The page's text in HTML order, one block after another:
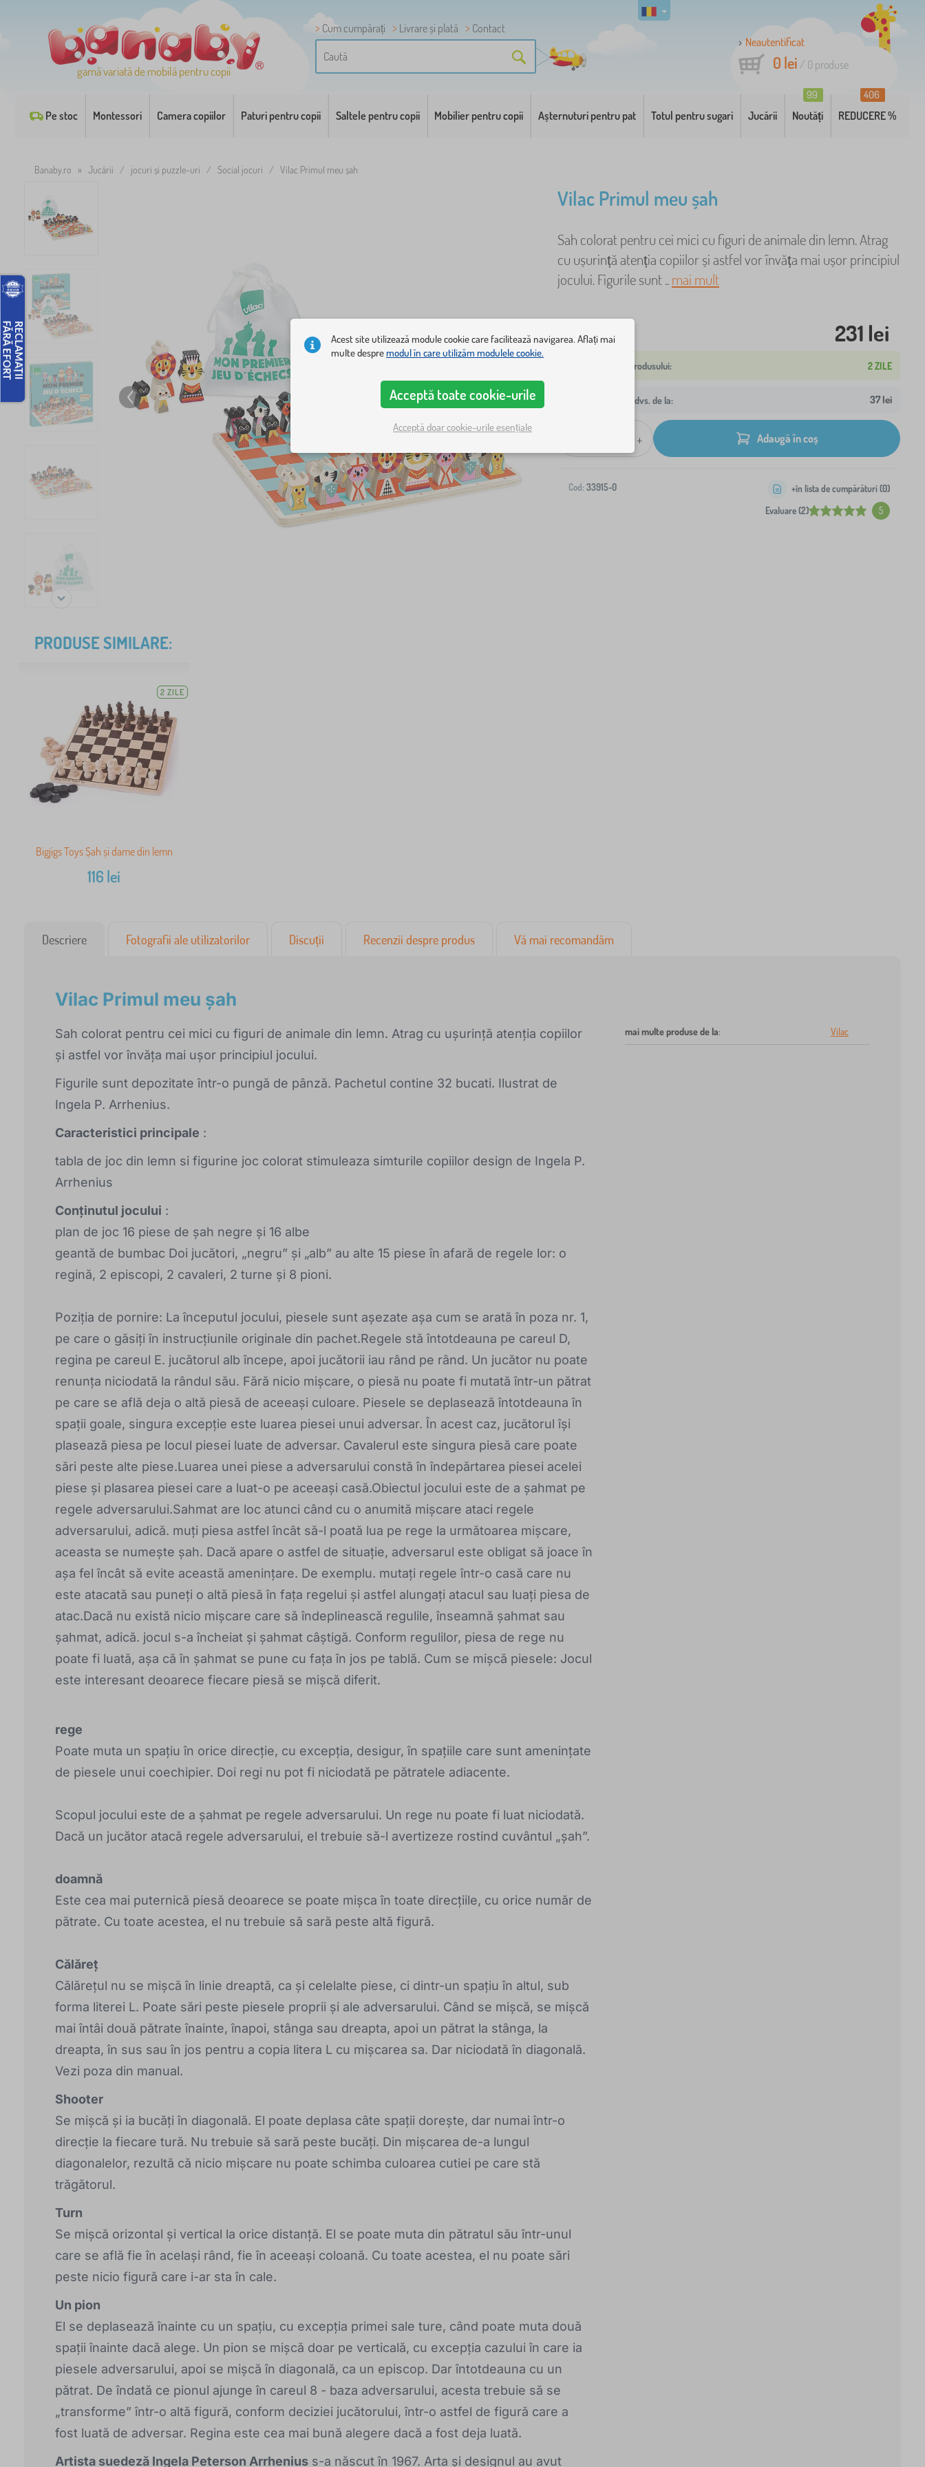
gamă variată de mobilă pentru copii
Cum cumpărați Livrare și plată
Contact
Neautentificat
0 lei / 0 produse
Pe stoc Montessori Camera copiilor Paturi pentru copii Saltele pentru copii Mobilier pentru copii Așternuturi pentru pat Totul pentru sugari Jucării Noutăți
99
REDUCERE %
406
Banaby.ro » Jucării / jocuri și puzzle-uri / Social jocuri / Vilac Primul meu șah
Vilac Primul meu șah
Sah colorat pentru cei mici cu figuri de animale din lemn. Atrag
cu ușurință atenția copiilor și astfel vor învăța mai ușor principiul
jocului. Figurile sunt ..mai mult
231 lei
2 ZILE
Livrare la adresa dvs. de la: 37 lei
+ Adaugă în coș
Cod: 33915-0
Evaluare (2) 5
+în lista de cumpărături (0)
PRODUSE SIMILARE:
2 ZILE
Bigjigs Toys Șah și dame din lemn
116 lei
Descriere Fotografii ale utilizatorilor Discuții Recenzii despre produs Vă mai recomandăm
Vilac Primul meu șah
Sah colorat pentru cei mici cu figuri de animale din lemn. Atrag cu ușurință atenția copiilor
și astfel vor învăța mai ușor principiul jocului.
Figurile sunt depozitate într-o pungă de pânză. Pachetul contine 32 bucati. Ilustrat de
Ingela P. Arrhenius.
Caracteristici principale :
tabla de joc din lemn si figurine joc colorat stimuleaza simturile copiilor design de Ingela P.
Arrhenius
Conținutul jocului :
plan de joc 16 piese de șah negre și 16 albe
geantă de bumbac Doi jucători, „negru” și „alb” au alte 15 piese în afară de regele lor: o
regină, 2 episcopi, 2 cavaleri, 2 turne și 8 pioni.
Poziția de pornire: La începutul jocului, piesele sunt așezate așa cum se arată în poza nr. 1,
pe care o găsiți în instrucțiunile originale din pachet.Regele stă întotdeauna pe careul D,
regina pe careul E. jucătorul alb începe, apoi jucătorii iau rând pe rând. Un jucător nu poate
renunța niciodată la rândul său. Fără nicio mișcare, o piesă nu poate fi mutată într-un pătrat
pe care se află deja o altă piesă de aceeași culoare. Piesele se deplasează întotdeauna în
spații goale, singura excepție este luarea piesei unui adversar. În acest caz, jucătorul își
plasează piesa pe locul piesei luate de adversar. Cavalerul este singura piesă care poate
sări peste alte piese.Luarea unei piese a adversarului constă în îndepărtarea piesei acelei
piese și plasarea piesei care a luat-o pe aceeași casă.Obiectul jocului este de a șahmat pe
regele adversarului.Sahmat are loc atunci când cu o anumită mișcare ataci regele
adversarului, adică. muți piesa astfel încât să-l poată lua pe rege la următoarea mișcare,
aceasta se numește șah. Dacă apare o astfel de situație, adversarul este obligat să joace în
așa fel încât să evite această amenințare. De exemplu. mutați regele într-o casă care nu
este atacată sau puneți o altă piesă în fața regelui și astfel alungați atacul sau luați piesa de
atac.Dacă nu există nicio mișcare care să îndeplinească regulile, înseamnă șahmat sau
șahmat, adică. jocul s-a încheiat și șahmat câștigă. Conform regulilor, piesa de rege nu
poate fi luată, așa că în șahmat se pune cu fața în jos pe tablă. Cum se mișcă piesele: Jocul
este interesant deoarece fiecare piesă se mișcă diferit.
rege
Poate muta un spațiu în orice direcție, cu excepția, desigur, în spațiile care sunt amenințate
de piesele unui coechipier. Doi regi nu pot fi niciodată pe pătratele adiacente.
Scopul jocului este de a șahmat pe regele adversarului. Un rege nu poate fi luat niciodată.
Dacă un jucător atacă regele adversarului, el trebuie să-l avertizeze rostind cuvântul „șah”.
doamnă
Este cea mai puternică piesă deoarece se poate mișca în toate direcțiile, cu orice număr de
pătrate. Cu toate acestea, el nu trebuie să sară peste altă figură.
Călăreț
Călărețul nu se mișcă în linie dreaptă, ca și celelalte piese, ci dintr-un spațiu în altul, sub
forma literei L. Poate sări peste piesele proprii și ale adversarului. Când se mișcă, se mișcă
mai întâi două pătrate înainte, înapoi, stânga sau dreapta, apoi un pătrat la stânga, la
dreapta, în sus sau în jos pentru a copia litera L cu mișcarea sa. Dar niciodată în diagonală.
Vezi poza din manual.
Shooter
Se mișcă și ia bucăți în diagonală. El poate deplasa câte spații dorește, dar numai într-o
direcție la fiecare tură. Nu trebuie să sară peste bucăți. Din mișcarea de-a lungul
diagonalelor, rezultă că nicio mișcare nu poate schimba culoarea cutiei pe care stă
trăgătorul.
Turn
Se mișcă orizontal și vertical la orice distanță. El se poate muta din pătratul său într-unul
care se află fie în același rând, fie în aceeași coloană. Cu toate acestea, el nu poate sări
peste nicio figură care i-ar sta în cale.
Un pion
El se deplasează înainte cu un spațiu, cu excepția primei sale ture, când poate muta două
spații înainte dacă alege. Un pion se mișcă doar pe verticală, cu excepția cazului în care ia
piesele adversarului, apoi se mișcă în diagonală, ca un episcop. Dar întotdeauna cu un
pătrat. De îndată ce pionul ajunge în careul 8 - baza adversarului, acesta trebuie să se
„transforme” într-o altă figură, conform deciziei jucătorului, într-o astfel de figură care a
fost luată de adversar. Regina este cea mai bună alegere dacă a fost deja luată.
Artista suedeză Ingela Peterson Arrhenius s-a născut în 1967. Arta și designul au avut
mai multe produse de la: Vilac
Acest site utilizează module cookie care facilitează navigarea. Aflați mai
multe despremodul în care utilizăm modulele cookie.
Acceptă toate cookie-urile
Acceptă doar cookie-urile esențiale